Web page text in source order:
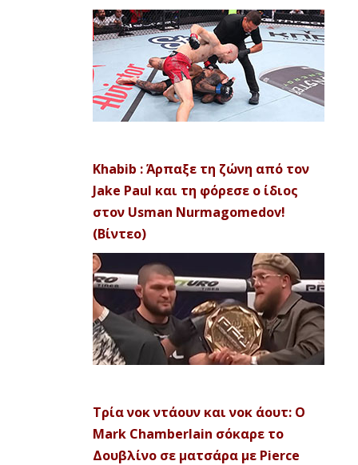
Khabib : Άρπαξε τη ζώνη από τον
Jake Paul και τη φόρεσε ο ίδιος
στον Usman Nurmagomedov!
(Βίντεο)
Τρία νοκ ντάουν και νοκ άουτ: Ο
Mark Chamberlain σόκαρε το
Δουβλίνο σε ματσάρα με Pierce